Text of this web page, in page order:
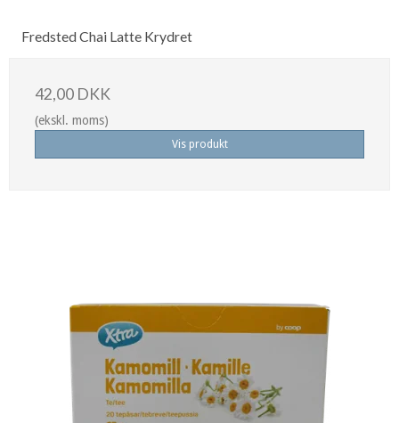
Fredsted Chai Latte Krydret
42,00 DKK
(ekskl. moms)
Vis produkt